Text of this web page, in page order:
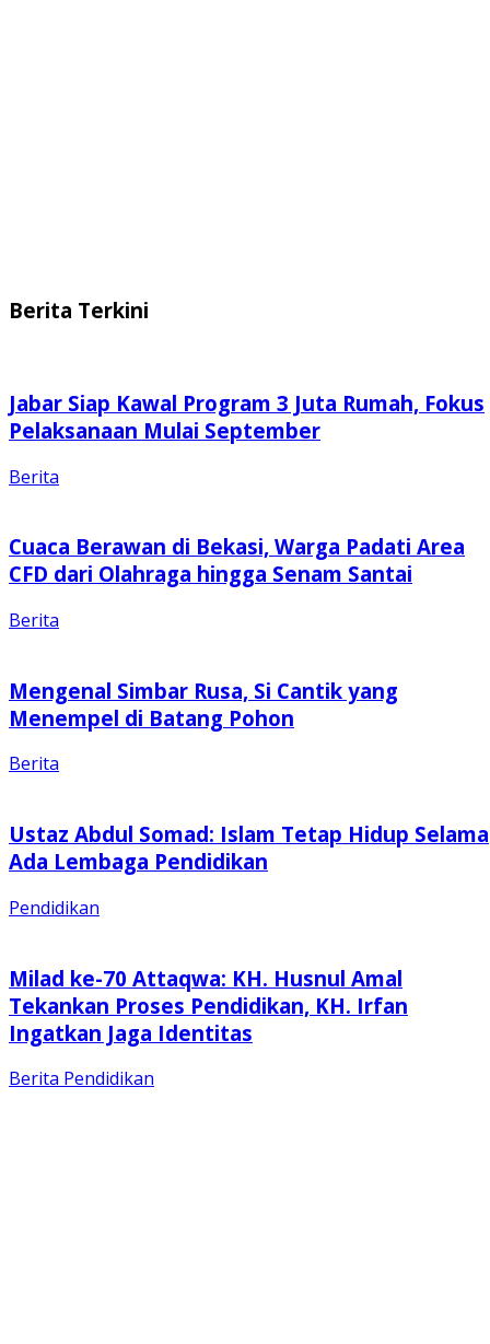
Berita Terkini
Jabar Siap Kawal Program 3 Juta Rumah, Fokus
Pelaksanaan Mulai September
Berita
Cuaca Berawan di Bekasi, Warga Padati Area
CFD dari Olahraga hingga Senam Santai
Berita
Mengenal Simbar Rusa, Si Cantik yang
Menempel di Batang Pohon
Berita
Ustaz Abdul Somad: Islam Tetap Hidup Selama
Ada Lembaga Pendidikan
Pendidikan
Milad ke-70 Attaqwa: KH. Husnul Amal
Tekankan Proses Pendidikan, KH. Irfan
Ingatkan Jaga Identitas
Berita Pendidikan